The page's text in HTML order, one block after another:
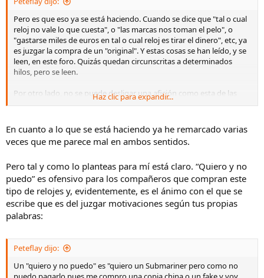
Pero es que eso ya se está haciendo. Cuando se dice que "tal o cual
reloj no vale lo que cuesta", o "las marcas nos toman el pelo", o
"gastarse miles de euros en tal o cual reloj es tirar el dinero", etc, ya
es juzgar la compra de un "original". Y estas cosas se han leído, y se
leen, en este foro. Quizás quedan circunscritas a determinados
hilos, pero se leen.
Por otro lado, no se puede desligar una afición como esta de las
motivaciones de compra, ya que esta afición no es para nada
supuesto, y es lo que se deve evitar.
Haz clic para expandir...
En cuanto a lo que se está haciendo ya he remarcado varias
veces que me parece mal en ambos sentidos.
Pero tal y como lo planteas para mí está claro. “Quiero y no
puedo” es ofensivo para los compañeros que compran este
tipo de relojes y, evidentemente, es el ánimo con el que se
escribe que es del juzgar motivaciones según tus propias
palabras:
Peteflay dijo:
Un "quiero y no puedo" es "quiero un Submariner pero como no